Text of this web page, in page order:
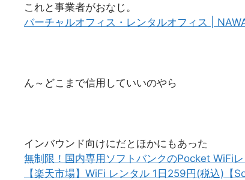
これと事業者がおなじ。
バーチャルオフィス・レンタルオフィス |
ん～どこまで信用していいのやら
インバウンド向けにだとほかにもあった
無制限！国内専用ソフトバンクのPocket WiFi
【楽天市場】WiFi レンタル 1日259円(税込)